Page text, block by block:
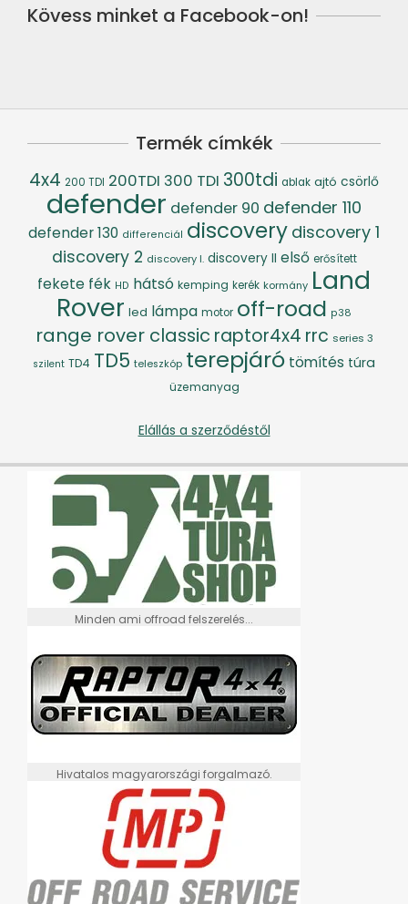
Kövess minket a Facebook-on!
Termék címkék
4x4 200 TDI 200TDI 300 TDI 300tdi ablak ajtó csörlő
defender defender 90 defender 110
defender 130 differenciál discovery discovery 1
discovery 2 discovery I. discovery II első erősített
fekete fék HD hátsó kemping kerék kormány Land
Rover led lámpa motor off-road p38
range rover classic raptor4x4 rrc series 3
szilent TD4 TD5 teleszkóp terepjáró tömítés túra
üzemanyag
Elállás a szerződéstől
Minden ami offroad felszerelés...
Hivatalos magyarországi forgalmazó.